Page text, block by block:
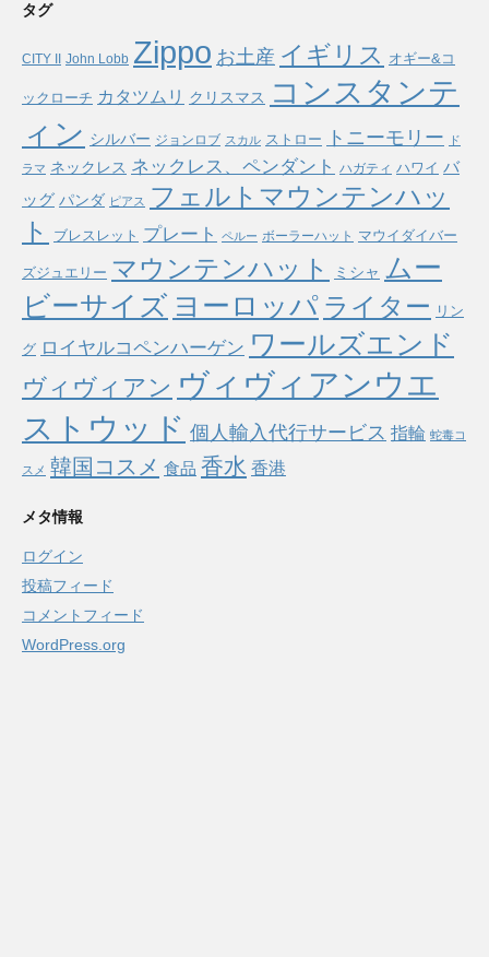
タグ
CITY II John Lobb Zippo お土産 イギリス オギー&コ
ックローチ カタツムリ クリスマス
コンスタンテ
ィン シルバー ジョンロブ スカル ストロー トニーモリー ド
ラマ ネックレス ネックレス、ペンダント ハガティ ハワイ バ
ッグ パンダ ピアス
フェルトマウンテンハッ
ト
ブレスレット プレート ペルー ボーラーハット マウイダイバー
ズジュエリー マウンテンハット ミシャ ムー
ビーサイズ ヨーロッパ ライター リン
グ ロイヤルコペンハーゲン ワールズエンド
ヴィヴィアン ヴィヴィアンウエ
ストウッド 個人輸入代行サービス 指輪 蛇毒コ
スメ 韓国コスメ 食品 香水 香港
メタ情報
ログイン
投稿フィード
コメントフィード
WordPress.org